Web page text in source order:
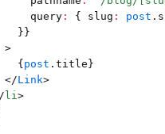
query
: { slug : post
}}
>
{
post .title}
</
Link>
li>